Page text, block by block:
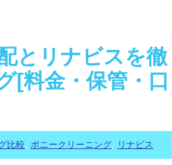
とリナビスを徹
[料金・保管・口
比較,ポニークリーニング, リナビス